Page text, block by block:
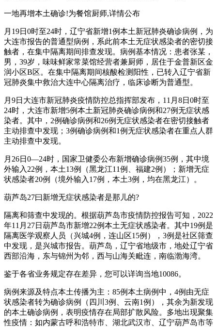
一地再增本土确诊!为餐馆厨师,详情公布
月19日0时至24时，辽宁省新增1例本土新冠肺炎确诊病例，为
大连市报告的普通型病例，系此前本土无症状感染者的密切接
触者，在集中隔离期间排查发现。病例基本情况：患者张某，
男，39岁，味味鲜家常菜馆经营者兼厨师，居住于金普新区金
润小区B区。在集中隔离期间核酸检测阳性，已转入辽宁省新
冠肺炎集中救治大连中心隔离治疗，临床诊断为普通型。
月9日大连市新冠肺炎疫情防控总指挥部发布，11月8日0时至
24时，大连市新增5例本土新冠肺炎确诊病例和27例无症状感
染者。其中，2例确诊病例和26例无症状感染者在密切接触者
主动排查中发现；3例确诊病例和1例无症状感染者在重点人群
主动排查中发现。
月26日0—24时，国家卫健委公布新增确诊病例35例，其中境
外输入22例，本土13例（黑龙江11例、福建2例）；新增无症
状感染者20例（境外输入17例，本土3例，均在黑龙江）。
葫芦岛27曰新增无症状感染者是那儿的?
隔离和筛查中发现的。根据葫芦岛市疫情防控报告可知，2022
年11月27日葫芦岛市新增22例本土无症状感染者。其中19例是
隔离医学观察人员（兴城4例，连山区15例），3例是社区筛查
中发现，是兴城市报告。葫芦岛，辽宁省地级市，地处辽宁省
西部沿海，东与锦州为邻，西与山海关毗连，南临渤海湾。
鉴于各省业务规定存在差异，您可以详询当地10086。
病例来源及特点本土传播为主：85例本土病例中，4例由无症
状感染者转为确诊病例（四川3例、云南1例），其余为新发现
的本土确诊病例，表明疫情存在局部扩散风险。多地出现聚集
性疫情：如内蒙古呼和浩特市、湖北武汉市、辽宁葫芦岛市等